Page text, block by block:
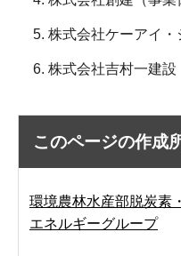
株式会社ケーアイ・
株式会社吉村一建設
このページの作成
環境農林水産部脱炭素
エネルギーグループ